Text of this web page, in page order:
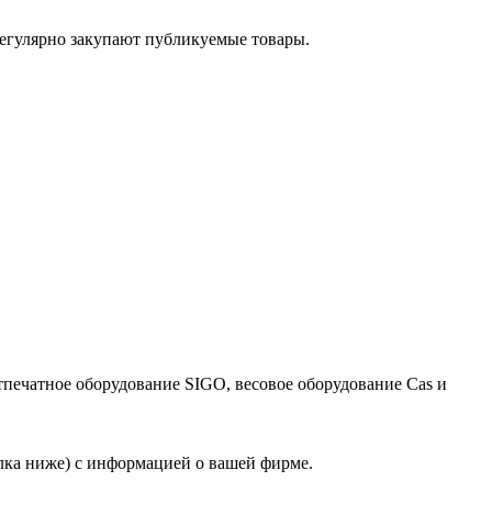
закупают публикуемые товары.
оборудование SIGO, весовое оборудование Cas и
ниже) с информацией о вашей фирме.